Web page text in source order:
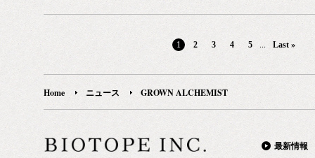
お取扱い品目：フェイシャル・ボディの一部商品 ロ
ンハーマン 千駄ヶ谷店 151-8575 東京都渋谷区千駄
ヶ谷2-11-1 Tel:03-3402-6839 ロンハーマン 二子玉川
店 158-0094 東京都世田谷区玉川4-1-25 玉川髙島屋
マン 六本木店 107-0052 東京都港区赤坂9-7-4 東京
ロンハーマン 有楽町店 100-0006 東京都千代田区有
アイテムなど、 肌の乾燥のお悩みを解決してくれる
アイテムは、冬の必須アイテムです。 そんな
GROWN ALCHEMISTより、今回唇用美容クリーム
ィント付きの2種類のご用意。用途や目的に合わせ
て、お選びいただけます。 使いやすいスティックタ
イプで、 BIOTOPE INC. STOREにて11/14（水）よ
トメント ペプチドをたっぷりと配合したブランド最
1 2 3 4 5 ... Last »
Home ニュース GROWN ALCHEMIST
最新情報